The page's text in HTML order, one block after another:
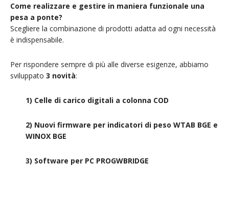
Come realizzare e gestire in maniera funzionale una
pesa a ponte?
Scegliere la combinazione di prodotti adatta ad ogni necessità
è indispensabile.
Per rispondere sempre di più alle diverse esigenze, abbiamo
sviluppato 3 novità:
1) Celle di carico digitali a colonna COD
2) Nuovi firmware per indicatori di peso WTAB BGE e
WINOX BGE
3) Software per PC PROGWBRIDGE